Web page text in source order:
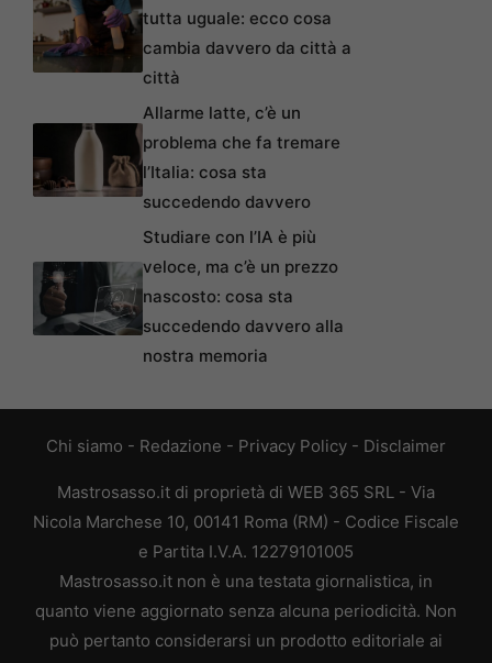
tutta uguale: ecco cosa
cambia davvero da città a
città
Allarme latte, c’è un
problema che fa tremare
l’Italia: cosa sta
succedendo davvero
Studiare con l’IA è più
veloce, ma c’è un prezzo
nascosto: cosa sta
succedendo davvero alla
nostra memoria
Chi siamo - Redazione - Privacy Policy - Disclaimer
Mastrosasso.it di proprietà di WEB 365 SRL - Via
Nicola Marchese 10, 00141 Roma (RM) - Codice Fiscale
e Partita I.V.A. 12279101005
Mastrosasso.it non è una testata giornalistica, in
quanto viene aggiornato senza alcuna periodicità. Non
può pertanto considerarsi un prodotto editoriale ai